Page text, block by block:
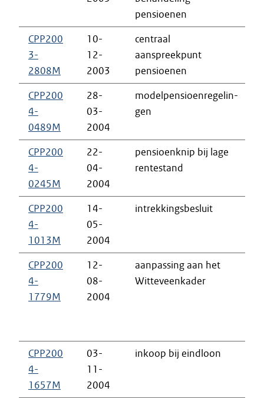
pensioenen
CPP200
3-
2808M
10-
12-
2003
centraal
aanspreekpunt
pensioenen
CPP200
4-
0489M
28-
03-
2004
modelpensioenregelin-
gen
CPP200
4-
0245M
22-
04-
2004
pensioenknip bij lage
rentestand
CPP200
4-
1013M
14-
05-
2004
intrekkingsbesluit
CPP200
4-
1779M
12-
08-
2004
aanpassing aan het
Witteveenkader
CPP200
4-
1657M
03-
11-
2004
inkoop bij eindloon